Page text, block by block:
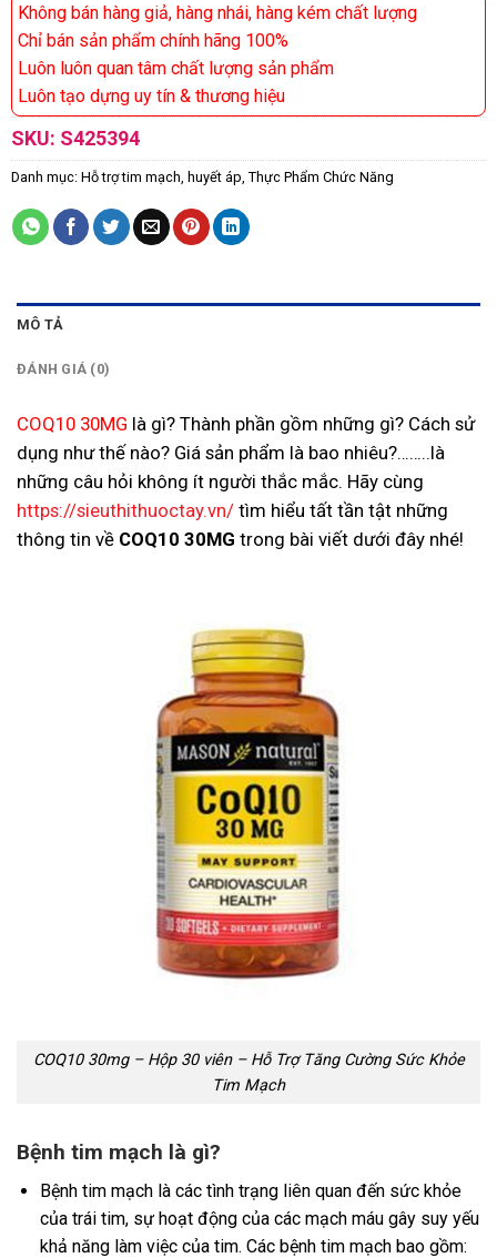
Không bán hàng giả, hàng nhái, hàng kém chất lượng
Chỉ bán sản phẩm chính hãng 100%
Luôn luôn quan tâm chất lượng sản phẩm
Luôn tạo dựng uy tín & thương hiệu
SKU: S425394
Danh mục: Hỗ trợ tim mạch, huyết áp Thực Phẩm Chức Năng
MÔ TẢ
ĐÁNH GIÁ (0)
COQ10 30MG là gì? Thành phần gồm những gì? Cách sử
dụng như thế nào? Giá sản phẩm là bao nhiêu?……..là
những câu hỏi không ít người thắc mắc. Hãy cùng
https://sieuthithuoctay.vn/ tìm hiểu tất tần tật những
thông tin về COQ10 30MG trong bài viết dưới đây nhé!
COQ10 30mg – Hộp 30 viên – Hỗ Trợ Tăng Cường Sức Khỏe
Tim Mạch
Bệnh tim mạch là gì?
Bệnh tim mạch là các tình trạng liên quan đến sức khỏe
của trái tim, sự hoạt động của các mạch máu gây suy yếu
khả năng làm việc của tim. Các bệnh tim mạch bao gồm: